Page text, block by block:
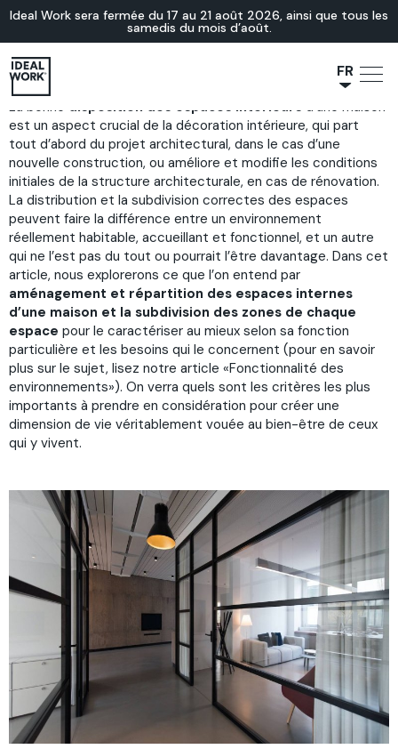
Ideal Work sera fermée du 17 au 21 août 2026, ainsi que tous les
samedis du mois d’août.
FR
JA
IT
ES
DE
La bonne disposition des espaces intérieurs d’une maison
est un aspect crucial de la décoration intérieure, qui part
tout d’abord du projet architectural, dans le cas d’une
nouvelle construction, ou améliore et modifie les conditions
initiales de la structure architecturale, en cas de rénovation.
La distribution et la subdivision correctes des espaces
peuvent faire la différence entre un environnement
réellement habitable, accueillant et fonctionnel, et un autre
qui ne l’est pas du tout ou pourrait l’être davantage. Dans cet
article, nous explorerons ce que l’on entend par
aménagement et répartition des espaces internes
d’une maison et la subdivision des zones de chaque
espace pour le caractériser au mieux selon sa fonction
particulière et les besoins qui le concernent (pour en savoir
plus sur le sujet, lisez notre article «Fonctionnalité des
environnements»). On verra quels sont les critères les plus
importants à prendre en considération pour créer une
dimension de vie véritablement vouée au bien-être de ceux
qui y vivent.